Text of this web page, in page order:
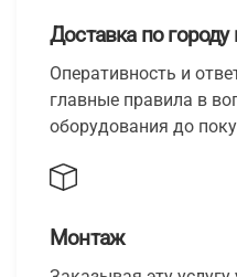
Доставка по городу
Оперативность и
главные правила в
оборудования до
Монтаж